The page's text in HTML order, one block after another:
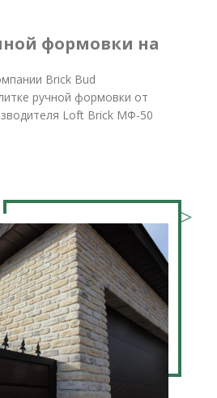
формовки на
Brick Bud
ручной формовки от
Loft Brick МФ-50